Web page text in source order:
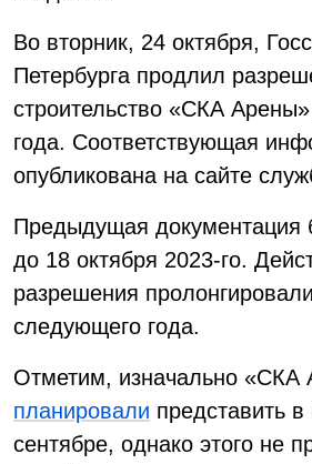
Во вторник, 24 октября,
Петербурга продлил
строительство «СКА
года. Соответствующая
опубликована на сайте
Предыдущая документация
до 18 октября 2023-го.
разрешения
следующего года.
Отметим, изначально «СКА
планировали представить
сентябре, однако этого не